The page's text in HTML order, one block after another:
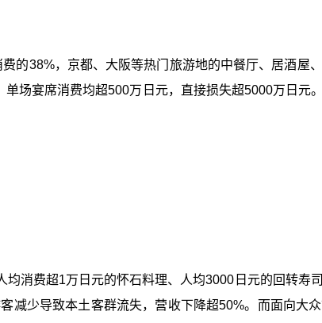
的38%，京都、大阪等热门旅游地的中餐厅、居酒屋
场宴席消费均超500万日元，直接损失超5000万日元
均消费超1万日元的怀石料理、人均3000日元的回转
减少导致本土客群流失，营收下降超50%。而面向大